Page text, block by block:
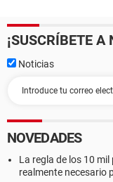
¡SUSCRÍBETE A
Noticias
NOVEDADES
La regla de los 10
realmente necesario